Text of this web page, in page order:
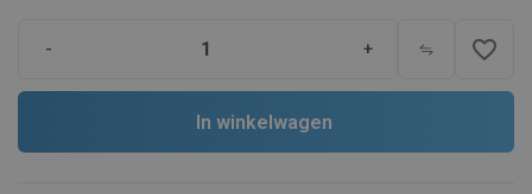
- + favorite_border
In winkelwagen